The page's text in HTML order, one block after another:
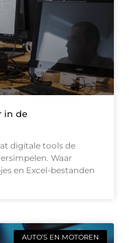
in de
digitale tools de
Waar
en Excel-bestanden
AUTO’S EN MOTOREN